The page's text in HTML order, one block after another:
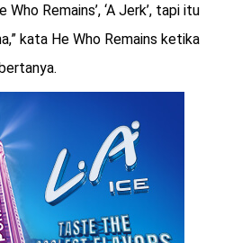
Who Remains’, ‘A Jerk’, tapi itu
kata He Who Remains ketika